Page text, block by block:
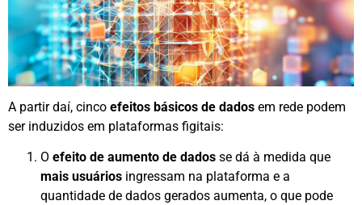
A partir daí, cinco efeitos básicos de dados em rede podem
ser induzidos em plataformas figitais:
O efeito de aumento de dados se dá à medida que
mais usuários ingressam na plataforma e a
quantidade de dados gerados aumenta, o que pode